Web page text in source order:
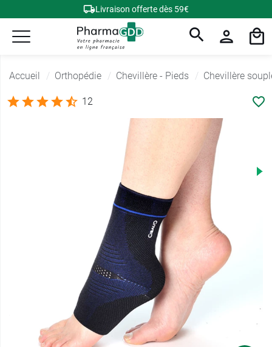
Livraison offerte dès 59€
Accueil Orthopédie Chevillère - Pieds Chevillère
12